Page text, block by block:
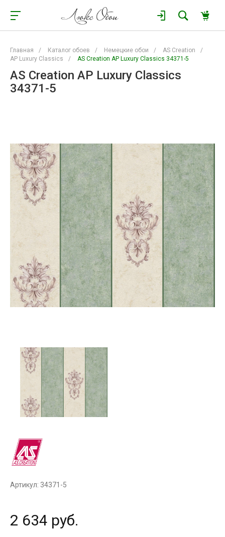
Главная / Каталог обоев / Немецкие обои / AS Creation
/
AP Luxury Classics
/ AS Creation AP Luxury Classics 34371-5
AS Creation AP Luxury Classics
34371-5
Артикул: 34371-5
2 634 руб.